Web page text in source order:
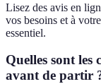
Lisez des avis en
vos besoins et à
essentiel.
Quelles sont les
avant de partir